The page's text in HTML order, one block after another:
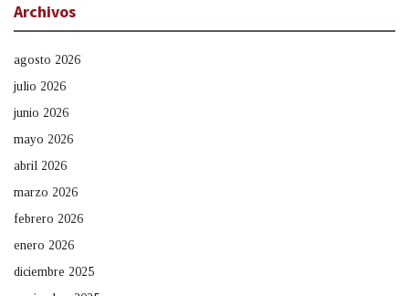
Archivos
agosto 2026
julio 2026
junio 2026
mayo 2026
abril 2026
marzo 2026
febrero 2026
enero 2026
diciembre 2025